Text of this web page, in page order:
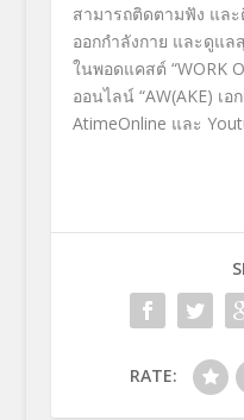
สามารถติดตามฟัง แล
ออกกำลังกาย และดูแ
ในพอดแคสต์ “WORK
ออนไลน์ “AW(AKE) เอ
AtimeOnline และ
RATE: